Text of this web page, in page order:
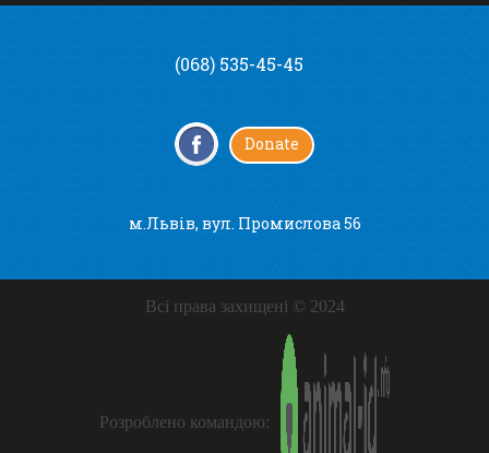
(068) 535-45-45
Donate
м.Львів, вул. Промислова 56
Всі права захищені © 2024
Розроблено командою: